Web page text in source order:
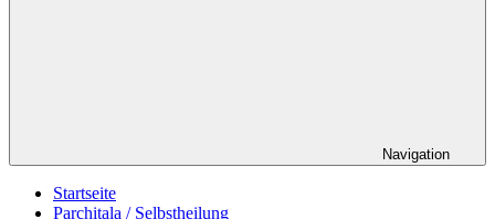
Navigation
Startseite
Parchitala / Selbstheilung